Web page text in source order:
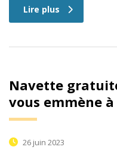
Lire plus
Navette
vous emmène
26 juin 2023